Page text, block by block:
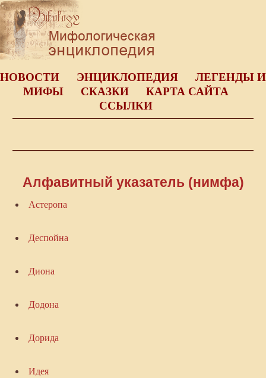
НОВОСТИ ЭНЦИКЛОПЕДИЯ
ЛЕГЕНДЫ И
МИФЫ
СКАЗКИ
КАРТА САЙТА
ССЫЛКИ
Алфавитный указатель (нимфа)
Астеропа
Деспойна
Диона
Додона
Дорида
Идея